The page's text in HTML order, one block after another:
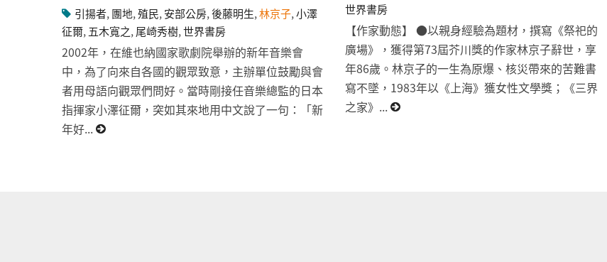
引揚者,團地,殖民,安部公房,後藤明生,林京子,小澤
征爾,五木寬之,尾崎秀樹,世界書房
2002年，在維也納國家歌劇院舉辦的新年音樂會
中，為了向來自各國的觀眾致意，主辦單位鼓勵與會
者用母語向觀眾們問好。當時剛接任音樂總監的日本
指揮家小澤征爾，突如其來地用中文說了一句：「新
年好...
世界書房
【作家動態】 ●以親身經驗為題材，撰寫《祭祀的
廣場》，獲得第73屆芥川獎的作家林京子辭世，享
年86歲。林京子的一生為原爆、核災帶來的苦難書
寫不墜，1983年以《上海》獲女性文學獎；《三界
之家》...